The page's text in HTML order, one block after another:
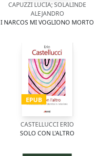
CAPUZZI LUCIA; SOLALINDE
ALEJANDRO
I NARCOS MI VOGLIONO MORTO
EPUB
CASTELLUCCI ERIO
SOLO CON L'ALTRO